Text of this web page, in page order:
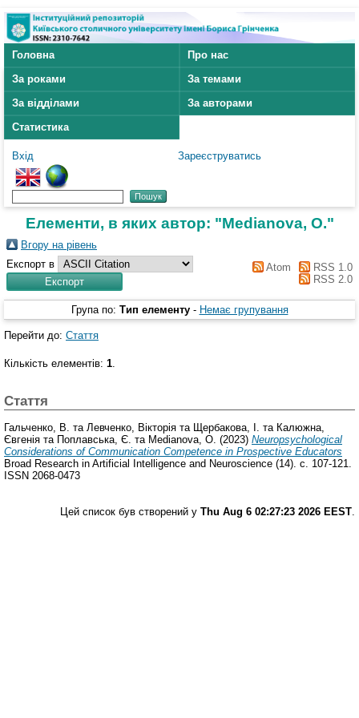
Головна
Про нас
За роками
За темами
За відділами
За авторами
Статистика
Вхід Зареєструватись
Елементи, в яких автор: "Medianova, O."
Вгору на рівень
Експорт в
Atom
RSS 1.0
RSS 2.0
Група по: Тип елементу - Немає групування
Перейти до: Стаття
Кількість елементів: 1.
Стаття
Гальченко, В. та Левченко, Вікторія та Щербакова, І. та Калюжна,
Євгенія та Поплавська, Є. та Medianova, O. (2023) Neuropsychological
Considerations of Communication Competence in Prospective Educators
Broad Research in Artificial Intelligence and Neuroscience (14). с. 107-121.
ISSN 2068-0473
Цей список був створений у Thu Aug 6 02:27:23 2026 EEST